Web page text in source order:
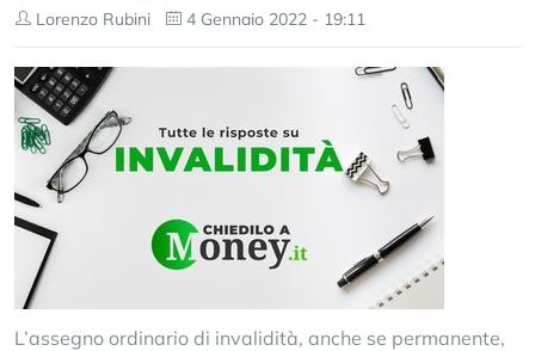
Lorenzo Rubini 4 Gennaio 2022 - 19:11
L’assegno ordinario di invalidità, anche se permanente,